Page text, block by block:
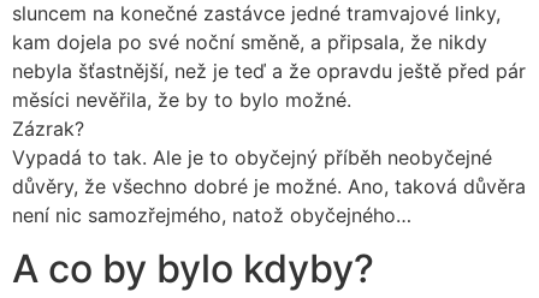
sluncem na konečné zastávce jedné tramvajové linky,
kam dojela po své noční směně, a připsala, že nikdy
nebyla šťastnější, než je teď a že opravdu ještě před pár
měsíci nevěřila, že by to bylo možné.
Zázrak?
Vypadá to tak. Ale je to obyčejný příběh neobyčejné
důvěry, že všechno dobré je možné. Ano, taková důvěra
není nic samozřejmého, natož obyčejného…
A co by bylo kdyby?